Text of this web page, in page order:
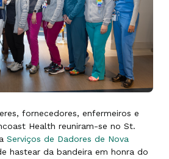
fornecedores, enfermeiros e
Health reuniram-se no St.
Serviços de Dadores de Nova
hastear da bandeira em honra do